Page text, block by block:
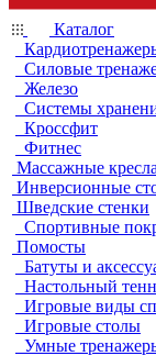
Каталог
Силовые
Железо
Системы
Кроссфит
Фитнес
Массажные кресла
Инверсионные
Шведские стенки
Спортивные
Помосты
Батуты и
Настольный
Игровые виды
Игровые столы
Умные